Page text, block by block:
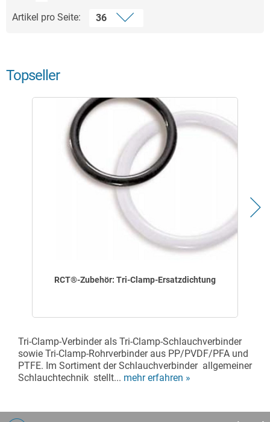
Artikel pro Seite:
Topseller
RCT®-Zubehör: Tri-Clamp-Ersatzdichtung
Tri-Clamp-Verbinder als Tri-Clamp-Schlauchverbinder
sowie Tri-Clamp-Rohrverbinder aus PP/PVDF/PFA und
PTFE. Im Sortiment der Schlauchverbinder allgemeiner
Schlauchtechnik stellt... mehr erfahren »